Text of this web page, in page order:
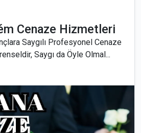
Cenaze Hizmetleri
Saygılı Profesyonel Cenaze
Saygı da Öyle Olmal...